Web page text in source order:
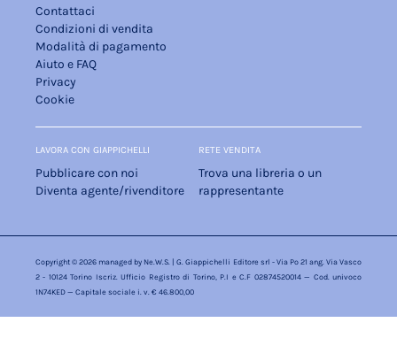
Contattaci
Condizioni di vendita
Modalità di pagamento
Aiuto e FAQ
Privacy
Cookie
LAVORA CON GIAPPICHELLI
Pubblicare con noi
Diventa agente/rivenditore
RETE VENDITA
Trova una libreria o un
rappresentante
Copyright © 2026 managed by Ne.W.S. | G. Giappichelli Editore srl - Via Po 21 ang. Via Vasco
2 - 10124 Torino Iscriz. Ufficio Registro di Torino, P.I e C.F 02874520014 — Cod. univoco
1N74KED — Capitale sociale i. v. € 46.800,00